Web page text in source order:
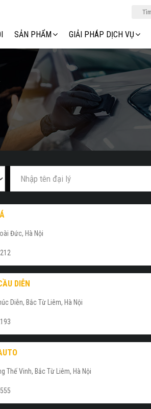
SẢN PHẨM GIẢI PHÁP DỊCH VỤ
Đức, Hà Nội
DIỄN
Diễn, Bắc Từ Liêm, Hà Nội
Thế Vinh, Bắc Từ Liêm, Hà Nội